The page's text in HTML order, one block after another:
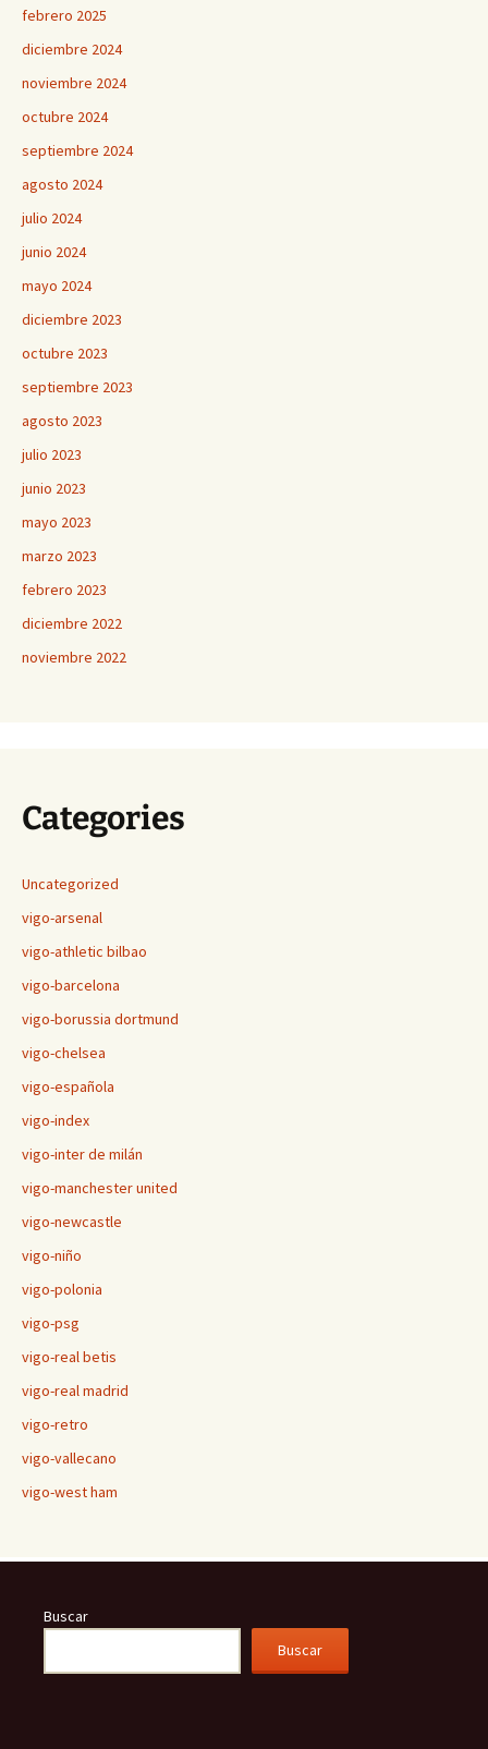
febrero 2025
diciembre 2024
noviembre 2024
octubre 2024
septiembre 2024
agosto 2024
julio 2024
junio 2024
mayo 2024
diciembre 2023
octubre 2023
septiembre 2023
agosto 2023
julio 2023
junio 2023
mayo 2023
marzo 2023
febrero 2023
diciembre 2022
noviembre 2022
Categories
Uncategorized
vigo-arsenal
vigo-athletic bilbao
vigo-barcelona
vigo-borussia dortmund
vigo-chelsea
vigo-española
vigo-index
vigo-inter de milán
vigo-manchester united
vigo-newcastle
vigo-niño
vigo-polonia
vigo-psg
vigo-real betis
vigo-real madrid
vigo-retro
vigo-vallecano
vigo-west ham
Buscar
Buscar